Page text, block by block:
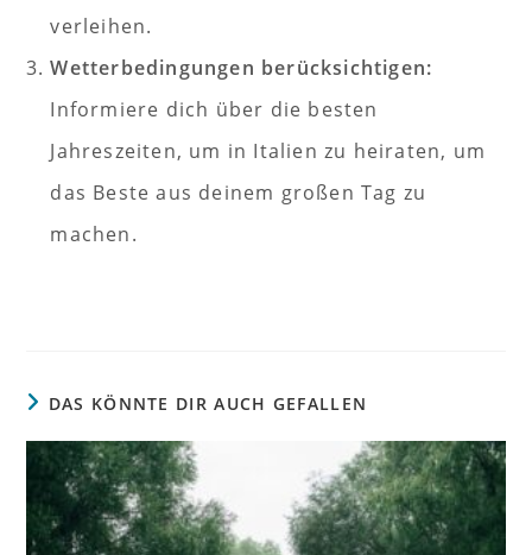
verleihen.
Wetterbedingungen berücksichtigen:
Informiere dich über die besten
Jahreszeiten, um in Italien zu heiraten, um
das Beste aus deinem großen Tag zu
machen.
DAS KÖNNTE DIR AUCH GEFALLEN